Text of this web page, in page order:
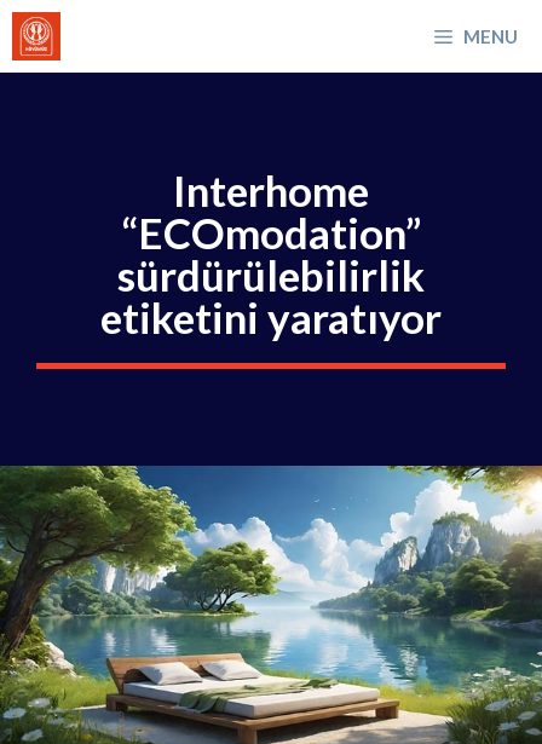
İçeriğe
atla
MENU
Interhome
“ECOmodation”
sürdürülebilirlik
etiketini yaratıyor